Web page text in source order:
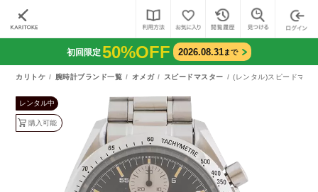
初回限定50%OFF 2026.08.31まで
カリトケ 腕時計ブランド一覧 オメガ スピードマスター (レンタル)スピードマス
レンタル中
購入可能